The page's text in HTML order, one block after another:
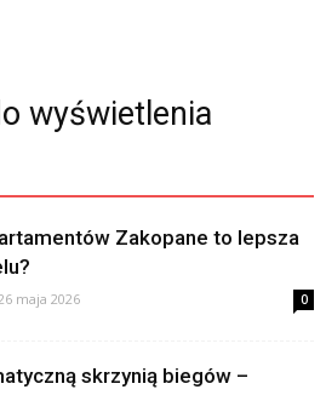
wyświetlenia
Zakopane to lepsza
maja 2026 0
skrzynią biegów –